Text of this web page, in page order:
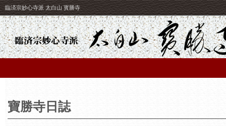
臨済宗妙心寺派 太白山 寳勝寺
寶勝寺日誌